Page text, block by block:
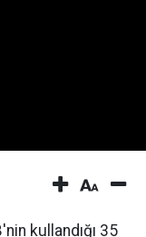
kullandığı 35